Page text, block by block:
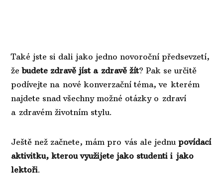
Také jste si dali jako jedno novoroční předsevzetí,
žebudete zdravě jíst a zdravě žít? Pak se určitě
podívejte na nové konverzační téma, ve kterém
najdete snad všechny možné otázky o zdraví
a zdravém životním stylu.
Ještě než začnete, mám pro vás ale jednupovídací
aktivitku, kterou využijete jako studenti i jako
lektoři.